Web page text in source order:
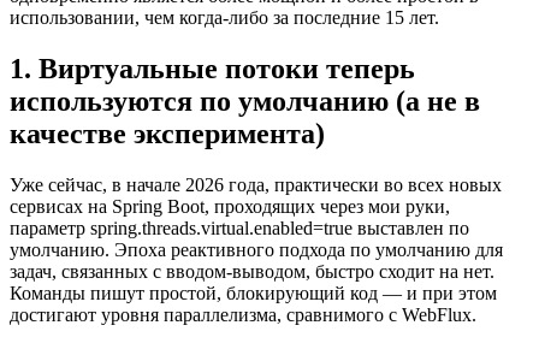
использовании, чем когда-либо за последние 15 лет.
1. Виртуальные потоки теперь
используются по умолчанию (а не в
качестве эксперимента)
Уже сейчас, в начале 2026 года, практически во всех новых
сервисах на Spring Boot, проходящих через мои руки,
параметр spring.threads.virtual.enabled=true выставлен по
умолчанию. Эпоха реактивного подхода по умолчанию для
задач, связанных с вводом-выводом, быстро сходит на нет.
Команды пишут простой, блокирующий код — и при этом
достигают уровня параллелизма, сравнимого с WebFlux.